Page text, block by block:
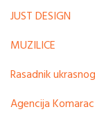
JUST DESIGN
MUZILICE
Rasadnik
Agencija